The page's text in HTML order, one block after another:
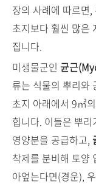
장의 사례에 따르면
초지보다 훨씬 많은
집니다.
미생물군인 균근
류는 식물의 뿌리와
초지 아래에서 9㎡
힙니다. 이들은 뿌
영양분을 공급하고,
착제를 분비해 토양
아엎는다면(경운),